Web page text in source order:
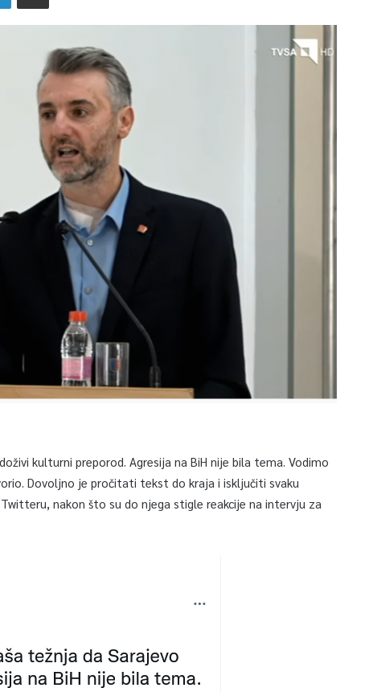
kulturni preporod. Agresija na BiH nije bila tema. Vodimo
Dovoljno je pročitati tekst do kraja i isključiti svaku
nakon što su do njega stigle reakcije na intervju za